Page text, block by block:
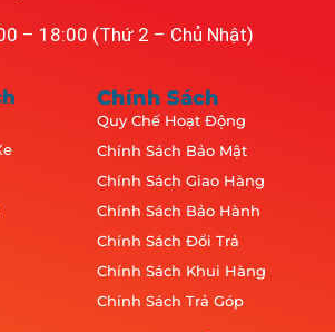
– 18:00 (Thứ 2 – Chủ Nhật)
Chính Sách
Quy Chế Hoạt Động
Chính Sách Bảo Mật
Chính Sách Giao Hàng
Chính Sách Bảo Hành
Chính Sách Đổi Trả
Chính Sách Khui Hàng
Chính Sách Trả Góp